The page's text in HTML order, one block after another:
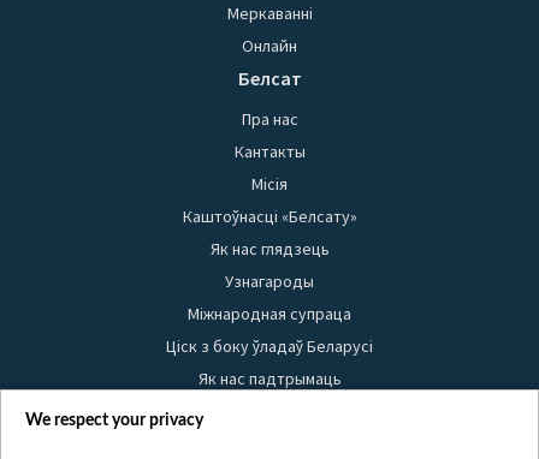
Меркаванні
Онлайн
Белсат
Пра нас
Кантакты
Місія
Каштоўнасці «Белсату»
Як нас глядзець
Узнагароды
Міжнародная супраца
Ціск з боку ўладаў Беларусі
Як нас падтрымаць
Правілы выкарыстання матэрыялаў
We respect your privacy